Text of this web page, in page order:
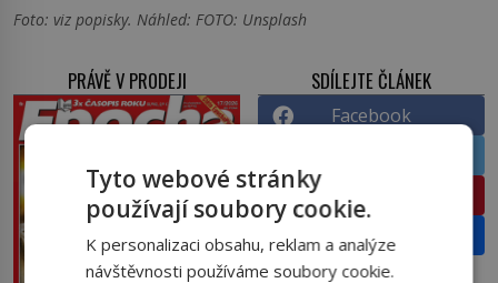
Foto: viz popisky. Náhled: FOTO: Unsplash
PRÁVĚ V PRODEJI SDÍLEJTE ČLÁNEK
Facebook
Pinterest
Email
Tyto webové stránky
používají soubory cookie.
K personalizaci obsahu, reklam a analýze
návštěvnosti používáme soubory cookie.